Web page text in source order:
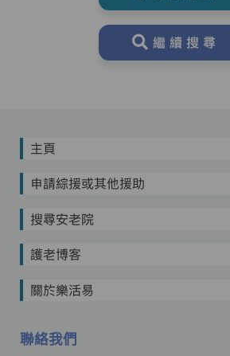
繼續搜尋
主頁
申請綜援或其他援助
搜尋安老院
護老博客
關於樂活易
聯絡我們